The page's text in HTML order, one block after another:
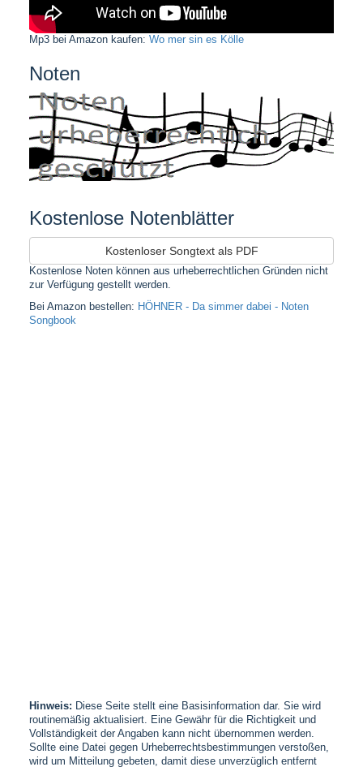
Mp3 bei Amazon kaufen: Wo mer sin es Kölle
Noten
Kostenlose Notenblätter
Kostenloser Songtext als PDF
Kostenlose Noten können aus urheberrechtlichen Gründen nicht
zur Verfügung gestellt werden.
Bei Amazon bestellen: HÖHNER - Da simmer dabei - Noten
Songbook
Hinweis: Diese Seite stellt eine Basisinformation dar. Sie wird
routinemäßig aktualisiert. Eine Gewähr für die Richtigkeit und
Vollständigkeit der Angaben kann nicht übernommen werden.
Sollte eine Datei gegen Urheberrechtsbestimmungen verstoßen,
wird um Mitteilung gebeten, damit diese unverzüglich entfernt